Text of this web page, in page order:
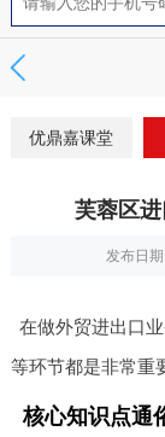
优鼎嘉课堂
芙蓉区
发布日
在做外贸进出口
等环节都是非常重
核心知识点通